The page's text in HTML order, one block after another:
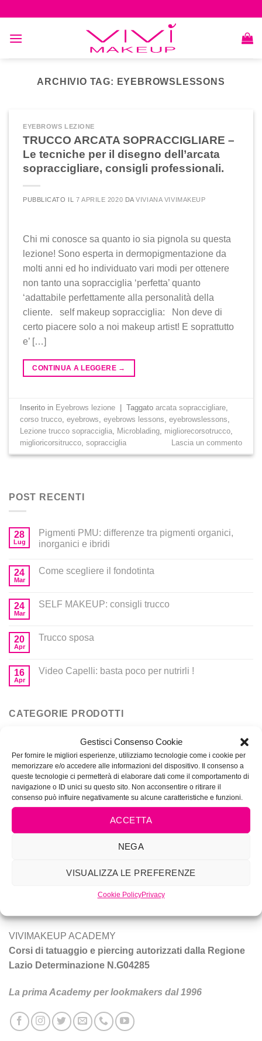
Gestisci Consenso Cookie
Per fornire le migliori esperienze, utilizziamo tecnologie come i cookie per
memorizzare e/o accedere alle informazioni del dispositivo. Il consenso a
queste tecnologie ci permetterà di elaborare dati come il comportamento di
navigazione o ID unici su questo sito. Non acconsentire o ritirare il
consenso può influire negativamente su alcune caratteristiche e funzioni.
ACCETTA
NEGA
VISUALIZZA LE PREFERENZE
Cookie PolicyPrivacy
content
ARCHIVIO TAG: EYEBROWSLESSONS
EYEBROWS LEZIONE
TRUCCO ARCATA SOPRACCIGLIARE –
Le tecniche per il disegno dell’arcata
sopraccigliare, consigli professionali.
PUBBLICATO IL 7 APRILE 2020 DAVIVIANA VIVIMAKEUP
Chi mi conosce sa quanto io sia pignola su questa
lezione! Sono esperta in dermopigmentazione da
molti anni ed ho individuato vari modi per ottenere
non tanto una sopracciglia ‘perfetta’ quanto
‘adattabile perfettamente alla personalità della
cliente. self makeup sopracciglia: Non deve di
certo piacere solo a noi makeup artist! E soprattutto
e’ […]
CONTINUA A LEGGERE →
Inserito in Eyebrows lezione Taggatoarcata sopraccigliare
corso trucco ,eyebrows ,eyebrows lessons ,eyebrowslessons
Lezione trucco sopracciglia
Microblading migliorecorsotrucco
miglioricorsitrucco ,sopracciglia Lascia un commento
POST RECENTI
28
Lug
Pigmenti PMU: differenze tra pigmenti organici,
inorganici e ibridi
24
Mar
Come scegliere il fondotinta
24
Mar
SELF MAKEUP: consigli trucco
20
Apr
Trucco sposa
16
Apr
Video Capelli: basta poco per nutrirli !
CATEGORIE PRODOTTI
Prodotti per MakeUp
piercing a Roma.
Tecniche e prodotti per ottenere un trucco da star.
VIVIMAKEUP ACADEMY
Corsi di tatuaggio e piercing autorizzati dalla Regione
Lazio Determinazione N.G04285
La prima Academy per lookmakers dal 1996